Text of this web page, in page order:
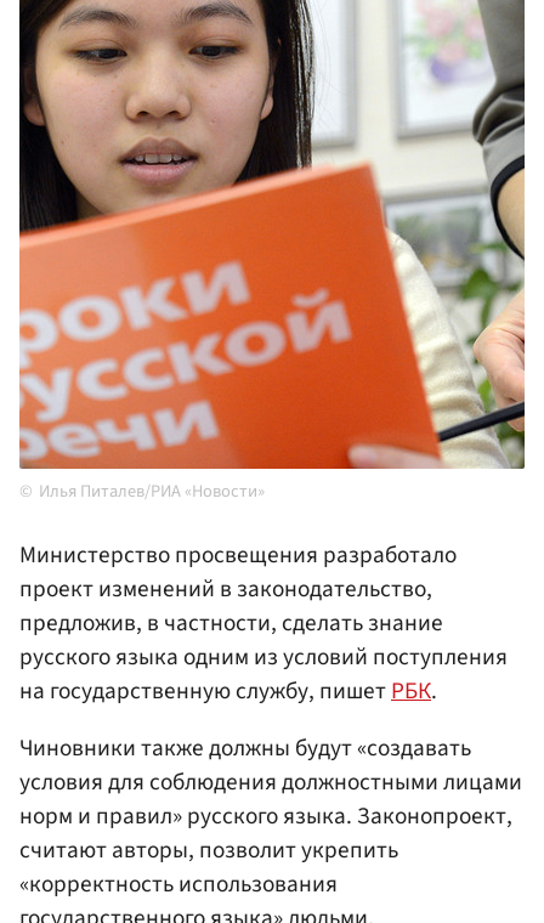
Илья Питалев/РИА «Новости»
Министерство просвещения разработало
проект изменений в законодательство,
предложив, в частности, сделать знание
русского языка одним из условий поступления
на государственную службу, пишетРБК.
Чиновники также должны будут «создавать
условия для соблюдения должностными лицами
норм и правил» русского языка. Законопроект,
считают авторы, позволит укрепить
«корректность использования